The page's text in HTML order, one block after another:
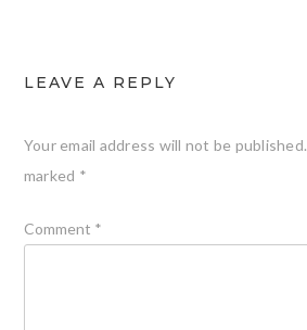
LEAVE A REPLY
Your email address will not be published.
marked *
Comment *